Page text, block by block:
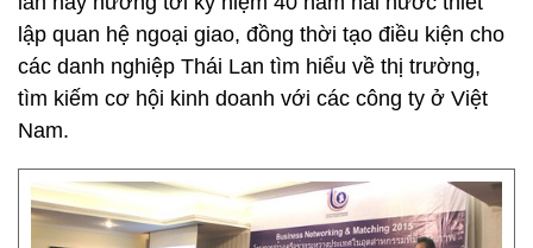
lập quan hệ ngoại giao, đồng thời tạo điều kiện cho
các danh nghiệp Thái Lan tìm hiểu về thị trường,
tìm kiếm cơ hội kinh doanh với các công ty ở Việt
Nam.